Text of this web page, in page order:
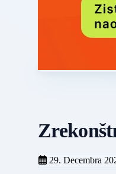
29. Decembra